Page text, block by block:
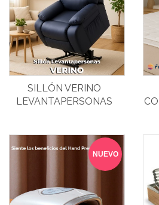
SILLÓN VERINO
LEVANTAPERSONAS
NUEVO